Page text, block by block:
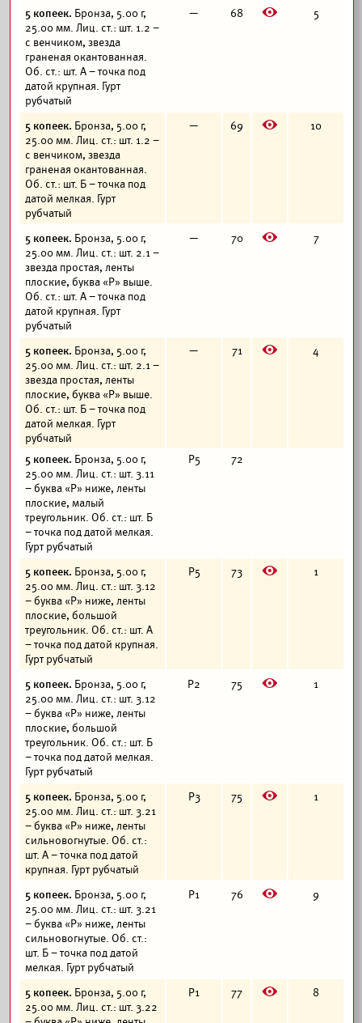
5 копеек. Бронза, 5.00 г,
25.00 мм. Лиц. ст.: шт. 1.2 –
с венчиком, звезда
граненая окантованная.
Об. ст.: шт. А – точка под
датой крупная. Гурт
рубчатый
— 68 E 5
5 копеек. Бронза, 5.00 г,
25.00 мм. Лиц. ст.: шт. 1.2 –
с венчиком, звезда
граненая окантованная.
Об. ст.: шт. Б – точка под
датой мелкая. Гурт
рубчатый
— 69 E 10
5 копеек. Бронза, 5.00 г,
25.00 мм. Лиц. ст.: шт. 2.1 –
звезда простая, ленты
плоские, буква «Р» выше.
Об. ст.: шт. А – точка под
датой крупная. Гурт
рубчатый
— 70 E 7
5 копеек. Бронза, 5.00 г,
25.00 мм. Лиц. ст.: шт. 2.1 –
звезда простая, ленты
плоские, буква «Р» выше.
Об. ст.: шт. Б – точка под
датой мелкая. Гурт
рубчатый
— 71 E 4
5 копеек. Бронза, 5.00 г,
25.00 мм. Лиц. ст.: шт. 3.11
– буква «Р» ниже, ленты
плоские, малый
треугольник. Об. ст.: шт. Б
– точка под датой мелкая.
Гурт рубчатый
Р5 72
5 копеек. Бронза, 5.00 г,
25.00 мм. Лиц. ст.: шт. 3.12
– буква «Р» ниже, ленты
плоские, большой
треугольник. Об. ст.: шт. А
– точка под датой крупная.
Гурт рубчатый
Р5 73 E 1
5 копеек. Бронза, 5.00 г,
25.00 мм. Лиц. ст.: шт. 3.12
– буква «Р» ниже, ленты
плоские, большой
треугольник. Об. ст.: шт. Б
– точка под датой мелкая.
Гурт рубчатый
Р2 75 E 1
5 копеек. Бронза, 5.00 г,
25.00 мм. Лиц. ст.: шт. 3.21
– буква «Р» ниже, ленты
сильновогнутые. Об. ст.:
шт. А – точка под датой
крупная. Гурт рубчатый
Р3 75 E 1
5 копеек. Бронза, 5.00 г,
25.00 мм. Лиц. ст.: шт. 3.21
– буква «Р» ниже, ленты
сильновогнутые. Об. ст.:
шт. Б – точка под датой
мелкая. Гурт рубчатый
Р1 76 E 9
5 копеек. Бронза, 5.00 г,
25.00 мм. Лиц. ст.: шт. 3.22
Р1 77 E 8